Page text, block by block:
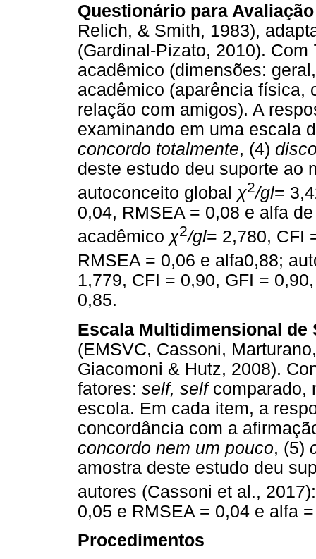
Questionário para
Relich, & Smith, 1983),
(Gardinal-Pizato, 2010).
acadêmico (dimensões:
acadêmico (aparência física,
relação com amigos). A
examinando em uma escala
concordo totalmente, (4)
deste estudo deu suporte ao
autoconceito global χ2/gl=
0,04, RMSEA = 0,08 e alfa
acadêmico χ2/gl= 2,780, CFI
RMSEA = 0,06 e alfa0,88;
1,779, CFI = 0,90, GFI =
0,85.
Escala Multidimensional de
(EMSVC, Cassoni,
Giacomoni & Hutz, 2008).
fatores: self, self comparado,
escola. Em cada item, a
concordância com a
concordo nem um pouco, (5)
amostra deste estudo deu
autores (Cassoni et al.,
0,05 e RMSEA = 0,04 e alfa
Procedimentos